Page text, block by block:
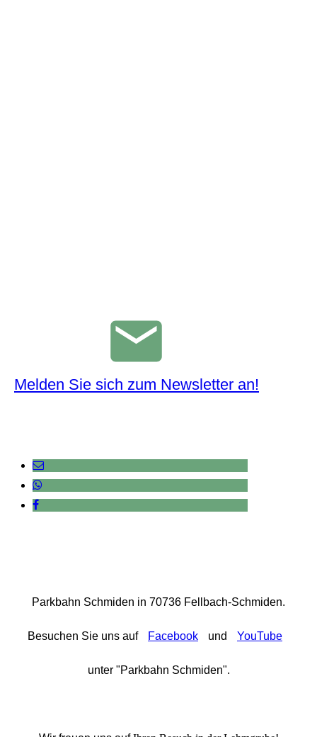
Melden Sie sich zum Newsletter an!
Parkbahn Schmiden in 70736 Fellbach-Schmiden.
Besuchen Sie uns auf Facebook und YouTube
unter "Parkbahn Schmiden".